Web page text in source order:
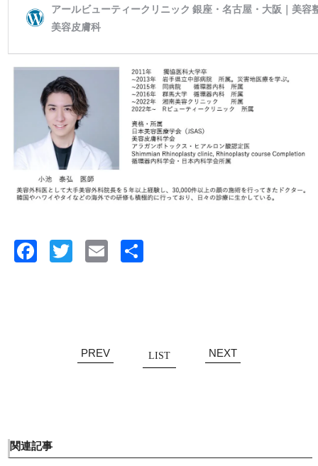
Facebook
TwitterEmail
PREV LIST NEXT
関連記事